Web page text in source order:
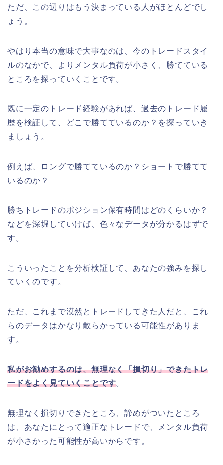
ただ、この辺りはもう決まっている人がほとんどでし
ょう。
やはり本当の意味で大事なのは、今のトレードスタイ
ルのなかで、よりメンタル負荷が小さく、勝てている
ところを探っていくことです。
既に一定のトレード経験があれば、 過去のトレード履
歴を検証して、どこで勝てているのか？を探っていき
ましょう。
例えば、ロングで勝てているのか？ショートで勝てて
いるのか？
勝ちトレードのポジション保有時間はどのくらいか？
などを深堀していけば、色々なデータが分かるはずで
す。
こういったことを分析検証して、あなたの強みを探し
ていくのです。
ただ、これまで漠然とトレードしてきた人だと、これ
らのデータはかなり散らかっている可能性がありま
す。
私がお勧めするのは、無理なく「損切り」できたトレ
ードをよく見ていくことです。
無理なく損切りできたところ、諦めがついたところ
は、あなたにとって適正なトレードで、メンタル負荷
が小さかった可能性が高いからです。